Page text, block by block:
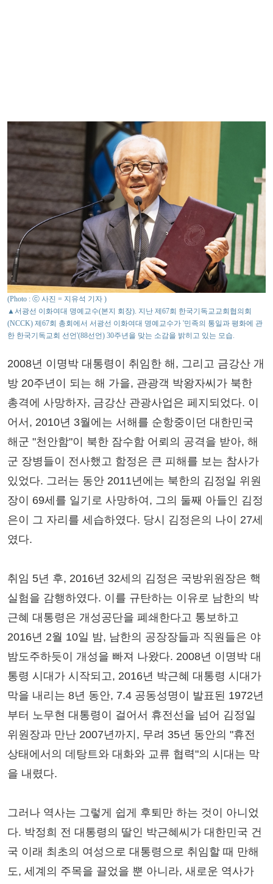
(Photo : ⓒ 사진 = 지유석 기자 )
▲서광선 이화여대 명예교수(본지 회장). 지난 제67회 한국기독교교회협의회
(NCCK) 제67회 총회에서 서광선 이화여대 명예교수가 '민족의 통일과 평화에 관
한 한국기독교회 선언'(88선언) 30주년을 맞는 소감을 밝히고 있는 모습.
2008년 이명박 대통령이 취임한 해, 그리고 금강산 개
방 20주년이 되는 해 가을, 관광객 박왕자씨가 북한
총격에 사망하자, 금강산 관광사업은 페지되었다. 이
어서, 2010년 3월에는 서해를 순항중이던 대한민국
해군 "천안함"이 북한 잠수함 어뢰의 공격을 받아, 해
군 장병들이 전사했고 함정은 큰 피해를 보는 참사가
있었다. 그러는 동안 2011년에는 북한의 김정일 위원
장이 69세를 일기로 사망하여, 그의 둘째 아들인 김정
은이 그 자리를 세습하였다. 당시 김정은의 나이 27세
였다.
취임 5년 후, 2016년 32세의 김정은 국방위원장은 핵
실험을 감행하였다. 이를 규탄하는 이유로 남한의 박
근혜 대통령은 개성공단을 폐쇄한다고 통보하고
2016년 2월 10일 밤, 남한의 공장장들과 직원들은 야
밤도주하듯이 개성을 빠져 나왔다. 2008년 이명박 대
통령 시대가 시작되고, 2016년 박근혜 대통령 시대가
막을 내리는 8년 동안, 7.4 공동성명이 발표된 1972년
부터 노무현 대통령이 걸어서 휴전선을 넘어 김정일
위원장과 만난 2007년까지, 무려 35년 동안의 "휴전
상태에서의 데탕트와 대화와 교류 협력"의 시대는 막
을 내렸다.
그러나 역사는 그렇게 쉽게 후퇴만 하는 것이 아니었
다. 박정희 전 대통령의 딸인 박근혜씨가 대한민국 건
국 이래 최초의 여성으로 대통령으로 취임할 때 만해
도, 세계의 주목을 끌었을 뿐 아니라, 새로운 역사가